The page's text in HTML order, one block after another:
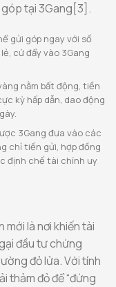
góp tại 3Gang[3].
gửi góp ngay với số
cứ đẩy vào 3Gang
nằm bất động, tiền
kỳ hấp dẫn, dao động
3Gang đưa vào các
chỉ tiền gửi, hợp đồng
định chế tài chính uy
là nơi khiến tài
đầu tư chứng
đỏ lửa. Với tính
thảm đỏ để “đứng